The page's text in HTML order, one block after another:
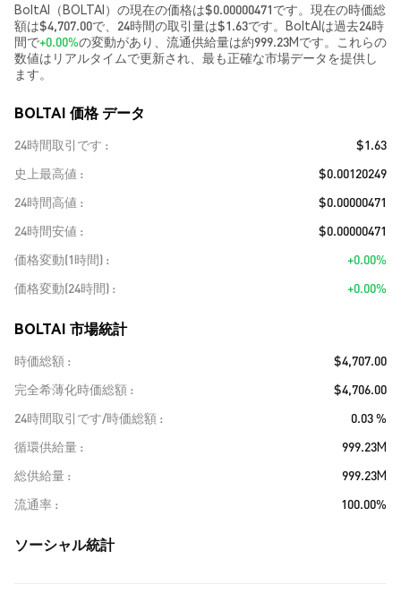
BoltAI（BOLTAI）の現在の価格は$0.00000471です。現在の時価総
額は$4,707.00で、24時間の取引量は$1.63です。BoltAIは過去24時
間で+0.00%の変動があり、流通供給量は約999.23Mです。これらの
数値はリアルタイムで更新され、最も正確な市場データを提供し
ます。
BOLTAI 価格 データ
24時間取引です
$1.63
史上最高値
$0.00120249
24時間高値
$0.00000471
24時間安値
$0.00000471
価格変動(1時間)
+0.00%
価格変動(24時間)
+0.00%
BOLTAI 市場統計
時価総額
$4,707.00
完全希薄化時価総額
$4,706.00
24時間取引です/時価総額
0.03 %
循環供給量
999.23M
総供給量
999.23M
流通率
100.00%
ソーシャル統計